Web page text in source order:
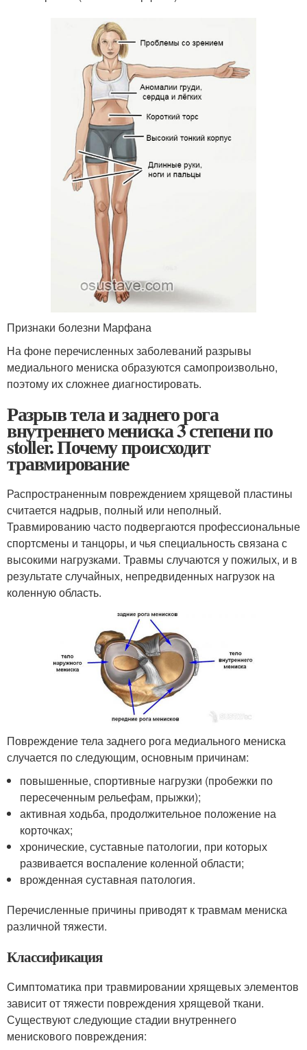
Признаки болезни Марфана
На фоне перечисленных заболеваний разрывы
медиального мениска образуются самопроизвольно,
поэтому их сложнее диагностировать.
Разрыв тела и заднего рога
внутреннего мениска 3 степени по
stoller. Почему происходит
травмирование
Распространенным повреждением хрящевой пластины
считается надрыв, полный или неполный.
Травмированию часто подвергаются профессиональные
спортсмены и танцоры, и чья специальность связана с
высокими нагрузками. Травмы случаются у пожилых, и в
результате случайных, непредвиденных нагрузок на
коленную область.
Повреждение тела заднего рога медиального мениска
случается по следующим, основным причинам:
повышенные, спортивные нагрузки (пробежки по
пересеченным рельефам, прыжки);
активная ходьба, продолжительное положение на
корточках;
хронические, суставные патологии, при которых
развивается воспаление коленной области;
врожденная суставная патология.
Перечисленные причины приводят к травмам мениска
различной тяжести.
Классификация
Симптоматика при травмировании хрящевых элементов
зависит от тяжести повреждения хрящевой ткани.
Существуют следующие стадии внутреннего
менискового повреждения: